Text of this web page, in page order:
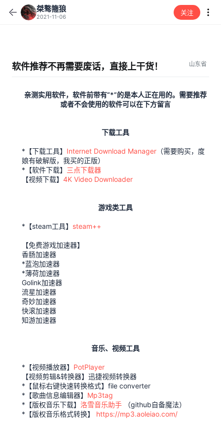
桀骜箍狼
2021-11-06
关注
软件推荐不再需要废话，直接上干货！ 山东省
亲测实用软件，软件前带有“*”的是本人正在用的。需要推荐
或者不会使用的软件可以在下方留言
下载工具
*【下载工具】 Internet Download Manager （需要购买，度
娘有破解版，我买的正版）
*【软件下载】 三点下载器
【视频下载】 4K Video Downloader
游戏类工具
*【steam工具】 steam++
【免费游戏加速器】
香肠加速器
*蓝泡加速器
*薄荷加速器
Golink加速器
流星加速器
奇妙加速器
快滚加速器
知游加速器
音乐、视频工具
*【视频播放器】 PotPlayer
【视频剪辑&转换器】迅捷视频转换器
*【鼠标右键快速转换格式】file converter
*【歌曲信息编辑器】 Mp3tag
*【版权音乐下载】 洛雪音乐助手 （github自备魔法）
*【版权音乐格式转换】 https://mp3.aoleiao.com/